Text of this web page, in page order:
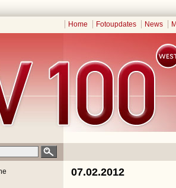
Home Fotoupdates News
07.02.2012